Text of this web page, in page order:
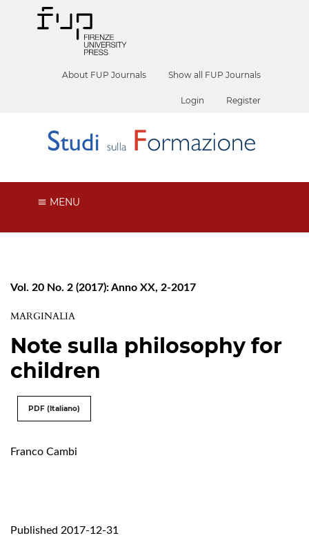
About FUP Journals Show all FUP Journals
Login Register
MENU
Vol. 20 No. 2 (2017): Anno XX, 2-2017
MARGINALIA
Note sulla philosophy for
children
PDF (Italiano)
Franco Cambi
Published 2017-12-31